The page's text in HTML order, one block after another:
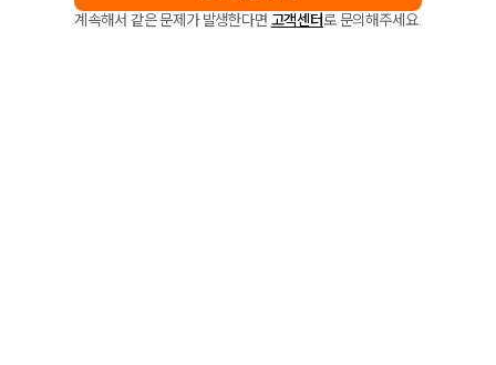
계속해서 같은 문제가 발생한다면 고객센터로 문의해주세요.